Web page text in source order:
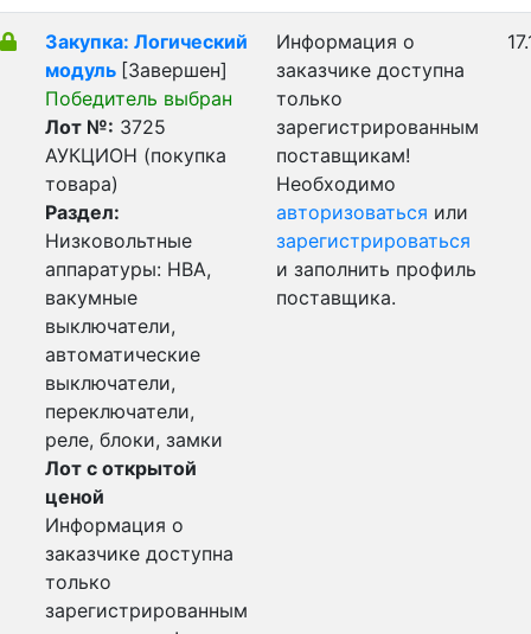
Закупка: Логический
модуль [Завершен]
Победитель выбран
Лот №: 3725
АУКЦИОН (покупка
товара)
Раздел:
Низковольтные
аппаратуры: НВА,
вакумные
выключатели,
автоматические
выключатели,
переключатели,
реле, блоки, замки
Лот с открытой
ценой
Информация о
заказчике доступна
только
зарегистрированным
Информация о
заказчике доступна
только
зарегистрированным
поставщикам!
Необходимо
авторизоваться или
зарегистрироваться
и заполнить профиль
поставщика.